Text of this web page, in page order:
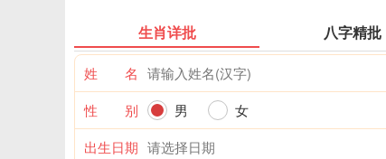
生肖详批 八字精批
姓 名
性 别
男
女
出生日期